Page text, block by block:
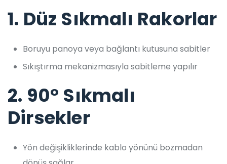
1. Düz Sıkmalı Rakorlar
Boruyu panoya veya bağlantı kutusuna sabitler
Sıkıştırma mekanizmasıyla sabitleme yapılır
2. 90° Sıkmalı
Dirsekler
Yön değişikliklerinde kablo yönünü bozmadan